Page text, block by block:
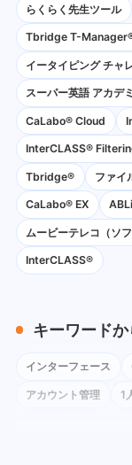
らくらく先生ツール
Tbridge T-
イータイピング チャ
スーパー英語 アカデ
CaLabo®︎ Cloud
InterCLASS®︎
Tbridge® ファイ
CaLabo® EX
ムービーテレコ（ソ
InterCLASS®
キーワード
インターフェース
アカウント管理 1